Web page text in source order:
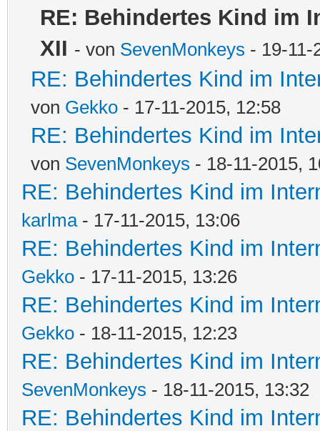
RE: Behindertes Kind im
XII - von SevenMonkeys - 19-11-
RE: Behindertes Kind im
von Gekko - 17-11-2015, 12:58
RE: Behindertes Kind im
von SevenMonkeys - 18-11-2015,
RE: Behindertes Kind im
karlma- 17-11-2015, 13:06
RE: Behindertes Kind im
Gekko - 17-11-2015, 13:26
RE: Behindertes Kind im
Gekko - 18-11-2015, 12:23
RE: Behindertes Kind im
SevenMonkeys - 18-11-2015, 13:32
RE: Behindertes Kind im